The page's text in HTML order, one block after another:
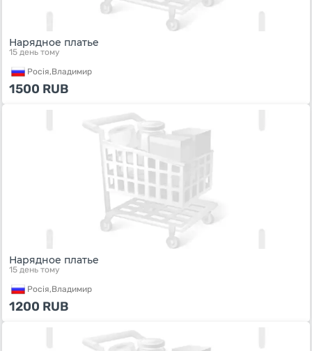
Нарядное платье
15 день тому
Росiя,Владимир
1500 RUB
Нарядное платье
15 день тому
Росiя,Владимир
1200 RUB